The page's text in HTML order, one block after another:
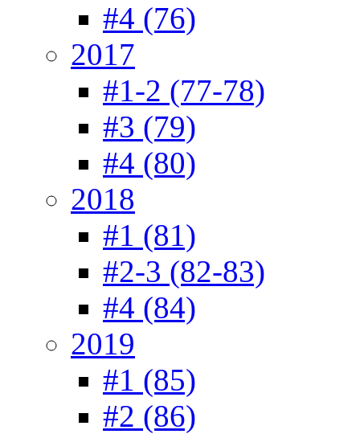
#4 (76)
2017
#1-2 (77-78)
#3 (79)
#4 (80)
2018
#1 (81)
#2-3 (82-83)
#4 (84)
2019
#1 (85)
#2 (86)